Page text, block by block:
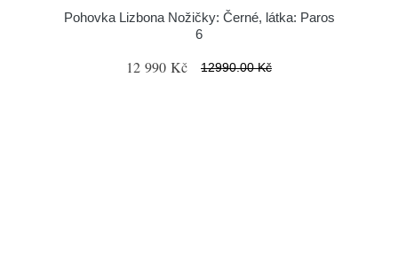
Pohovka Lizbona Nožičky: Černé, látka: Paros
6
12 990 Kč 12990.00 Kč